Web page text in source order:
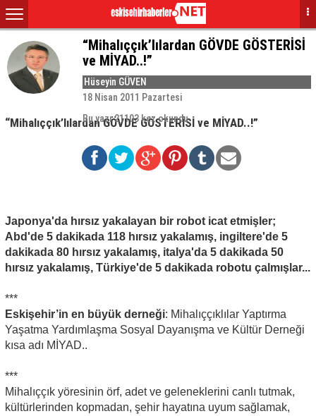
“Mihalıççık’lılardan GÖVDE GÖSTERİSİ
ve MİYAD..!”
Hüseyin GÜVEN
18 Nisan 2011 Pazartesi
Bu yazı 21103 kez okundu
“Mihalıççık’lılardan GÖVDE GÖSTERİSİ ve MİYAD..!”
Japonya'da hırsız yakalayan bir robot icat etmişler;
Abd'de 5 dakikada 118 hırsız yakalamış, ingiltere'de 5
dakikada 80 hırsız yakalamış, italya'da 5 dakikada 50
hırsız yakalamış, Türkiye'de 5 dakikada robotu çalmışlar...
***
Eskişehir’in en büyük derneği: Mihalıççıklılar Yaptırma
Yaşatma Yardımlaşma Sosyal Dayanışma ve Kültür Derneği
kısa adı MİYAD..
***
Mihalıççık yöresinin örf, adet ve geleneklerini canlı tutmak,
kültürlerinden kopmadan, şehir hayatına uyum sağlamak,